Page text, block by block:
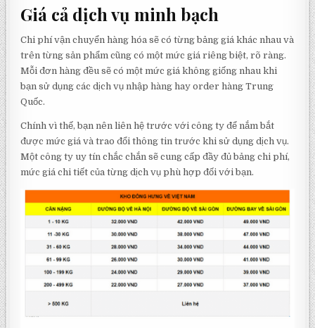
Giá cả dịch vụ minh bạch
Chi phí vận chuyển hàng hóa sẽ có từng bảng giá khác nhau và
trên từng sản phẩm cũng có một mức giá riêng biệt, rõ ràng.
Mỗi đơn hàng đều sẽ có một mức giá không giống nhau khi
bạn sử dụng các dịch vụ nhập hàng hay order hàng Trung
Quốc.
Chính vì thế, bạn nên liên hệ trước với công ty để nắm bắt
được mức giá và trao đổi thông tin trước khi sử dụng dịch vụ.
Một công ty uy tín chắc chắn sẽ cung cấp đầy đủ bảng chi phí,
mức giá chi tiết của từng dịch vụ phù hợp đối với bạn.